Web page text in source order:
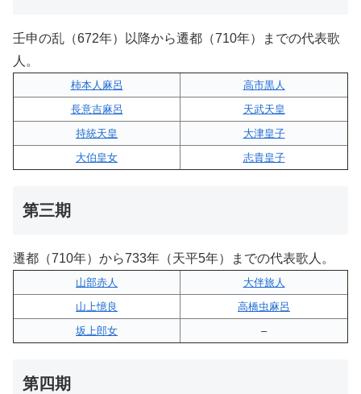
壬申の乱（672年）以降から遷都（710年）までの代表歌
人。
柿本人麻呂
高市黒人
長意吉麻呂
天武天皇
持統天皇
大津皇子
大伯皇女
志貴皇子
第三期
遷都（710年）から733年（天平5年）までの代表歌人。
山部赤人
大伴旅人
山上憶良
高橋虫麻呂
坂上郎女
–
第四期